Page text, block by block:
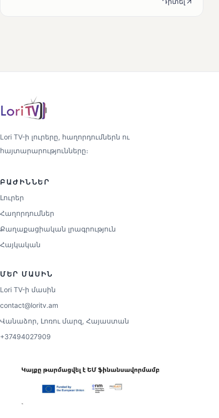
Lori TV-ի լուրերը, հաղորդումներն ու
հայտարարությունները։
ԲԱԺԻՆՆԵՐ
Լուրեր
Հաղորդումներ
Քաղաքացիական լրագրություն
Հայկական
ՄԵՐ ՄԱՍԻՆ
Lori TV-ի մասին
contact@loritv.am
Վանաձոր, Լոռու մարզ, Հայաստան
+37494027909